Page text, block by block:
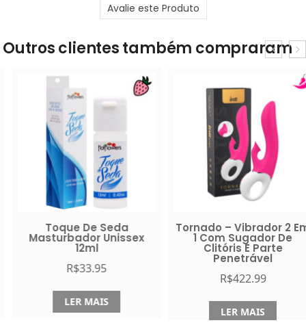
Avalie este Produto
Outros clientes também compraram
Toque De Seda
Masturbador Unissex
12ml
R$33.95
LER MAIS
Tornado – Vibrador 2 Em
1 Com Sugador De
Clitóris E Parte
Penetrável
R$422.99
LER MAIS